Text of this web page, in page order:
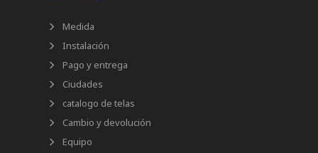
Medida
Instalación
Pago y entrega
Ciudades
catalogo de telas
Cambio y devolución
Equipo